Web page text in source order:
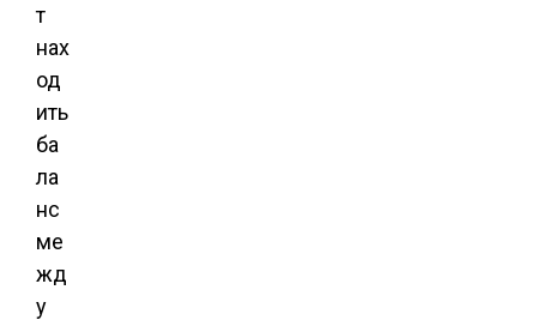
т
нах
од
ить
ба
ла
нс
ме
жд
у